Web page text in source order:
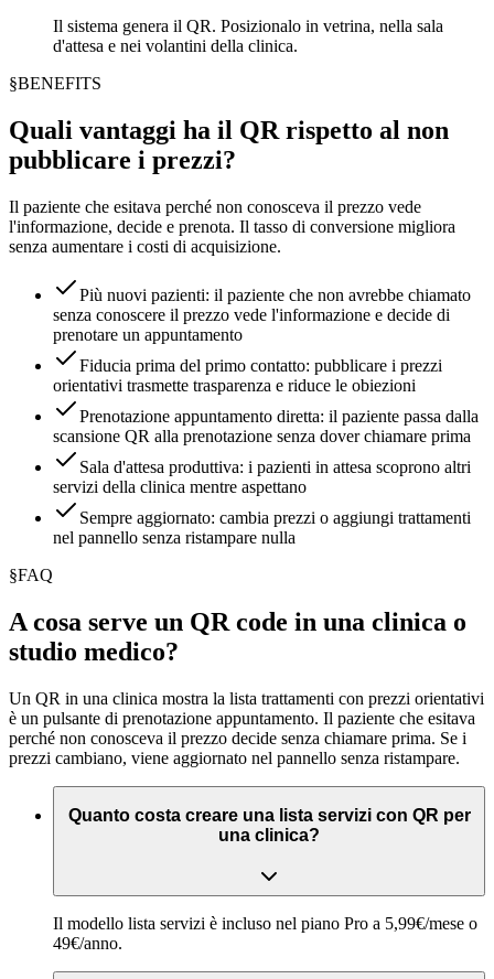
Il sistema genera il QR. Posizionalo in vetrina, nella sala
d'attesa e nei volantini della clinica.
§BENEFITS
Quali vantaggi ha il QR rispetto al non
pubblicare i prezzi?
Il paziente che esitava perché non conosceva il prezzo vede
l'informazione, decide e prenota. Il tasso di conversione migliora
senza aumentare i costi di acquisizione.
Più nuovi pazienti: il paziente che non avrebbe chiamato
senza conoscere il prezzo vede l'informazione e decide di
prenotare un appuntamento
Fiducia prima del primo contatto: pubblicare i prezzi
orientativi trasmette trasparenza e riduce le obiezioni
Prenotazione appuntamento diretta: il paziente passa dalla
scansione QR alla prenotazione senza dover chiamare prima
Sala d'attesa produttiva: i pazienti in attesa scoprono altri
servizi della clinica mentre aspettano
Sempre aggiornato: cambia prezzi o aggiungi trattamenti
nel pannello senza ristampare nulla
§FAQ
A cosa serve un QR code in una clinica o
studio medico?
Un QR in una clinica mostra la lista trattamenti con prezzi orientativi
è un pulsante di prenotazione appuntamento. Il paziente che esitava
perché non conosceva il prezzo decide senza chiamare prima. Se i
prezzi cambiano, viene aggiornato nel pannello senza ristampare.
Quanto costa creare una lista servizi con QR per
una clinica?
Il modello lista servizi è incluso nel piano Pro a 5,99€/mese o
49€/anno.